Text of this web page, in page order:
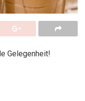
Gelegenheit!